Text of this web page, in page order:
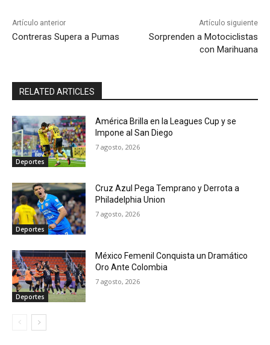
Artículo anterior
Contreras Supera a Pumas
Artículo siguiente
Sorprenden a Motociclistas
con Marihuana
RELATED ARTICLES
Deportes
América Brilla en la Leagues Cup y se
Impone al San Diego
7 agosto, 2026
Deportes
Cruz Azul Pega Temprano y Derrota a
Philadelphia Union
7 agosto, 2026
Deportes
México Femenil Conquista un Dramático
Oro Ante Colombia
7 agosto, 2026